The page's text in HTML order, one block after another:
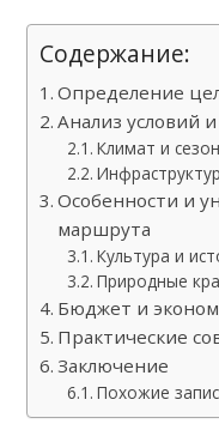
Содержание:
Определение
Анализ условий
Климат и
Особенности и
маршрута
Культура и
Природные
Бюджет и
Практические
Заключение
Похожие